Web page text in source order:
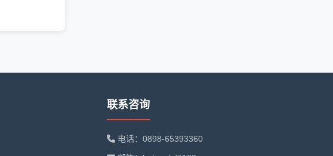
联系咨询
电话：0898-65393360